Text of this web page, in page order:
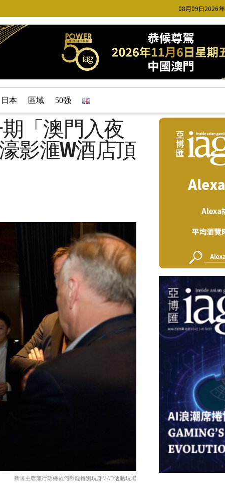
08月09日2026年
日本 區域 50强
「澳門入夜
影滙W酒店頂
新濠主席兼行政總裁何猷龍特別現身MAD活動現場